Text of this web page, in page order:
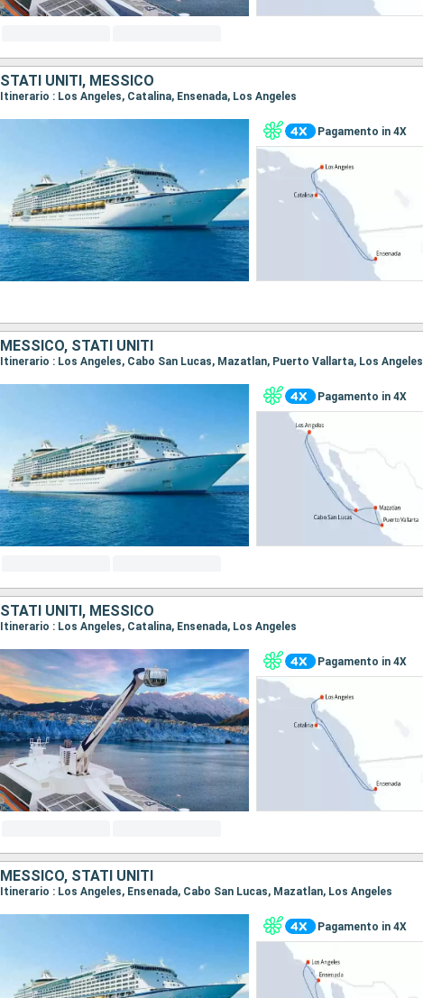
STATI UNITI, MESSICO
Itinerario : Los Angeles, Catalina, Ensenada, Los Angeles
Pagamento in 4X
MESSICO, STATI UNITI
Itinerario : Los Angeles, Cabo San Lucas, Mazatlan, Puerto Vallarta, Los Angeles
Pagamento in 4X
STATI UNITI, MESSICO
Itinerario : Los Angeles, Catalina, Ensenada, Los Angeles
Pagamento in 4X
MESSICO, STATI UNITI
Itinerario : Los Angeles, Ensenada, Cabo San Lucas, Mazatlan, Los Angeles
Pagamento in 4X